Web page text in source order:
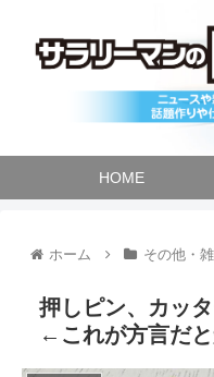
HOME
ホーム その他・
押しピン、カッ
←これが方言だ